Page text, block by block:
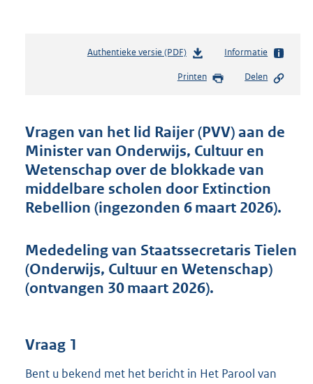
Authentieke versie (PDF)b
s
d
s
g
r
o
e
:
3
Informatie
Printen Delen
Vragen van het lid Raijer (PVV) aan de
Minister van Onderwijs, Cultuur en
Wetenschap over de blokkade van
middelbare scholen door Extinction
Rebellion (ingezonden 6 maart 2026).
Mededeling van Staatssecretaris Tielen
(Onderwijs, Cultuur en Wetenschap)
(ontvangen 30 maart 2026).
Vraag 1
Bent u bekend met het bericht in Het Parool van